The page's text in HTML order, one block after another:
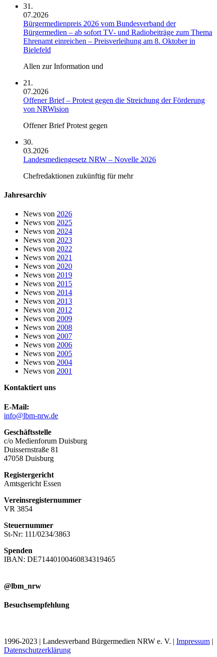
31.
07.2026
Bürgermedienpreis 2026 vom Bundesverband der
Bürgermedien – ab sofort TV- und Radiobeiträge zum Thema
Ehrenamt einreichen – Preisverleihung am 8. Oktober in
Bielefeld
Allen zur Information und
21.
07.2026
Offener Brief – Protest gegen die Streichung der Förderung
von NRWision
Offener Brief Protest gegen
30.
03.2026
Landesmediengesetz NRW – Novelle 2026
Chefredaktionen zukünftig für mehr
Jahresarchiv
News von 2026
News von 2025
News von 2024
News von 2023
News von 2022
News von 2021
News von 2020
News von 2019
News von 2015
News von 2014
News von 2013
News von 2012
News von 2009
News von 2008
News von 2007
News von 2006
News von 2005
News von 2004
News von 2001
Kontaktiert uns
E-Mail:
info@lbm-nrw.de
Geschäftsstelle
c/o Medienforum Duisburg
Duissernstraße 81
47058 Duisburg
Registergericht
Amtsgericht Essen
Vereinsregisternummer
VR 3854
Steuernummer
St-Nr: 111/0234/3863
Spenden
IBAN: DE71440100460834319465
@lbm_nrw
Besuchsempfehlung
1996-2023 | Landesverband Bürgermedien NRW e. V. | Impressum |
Datenschutzerklärung